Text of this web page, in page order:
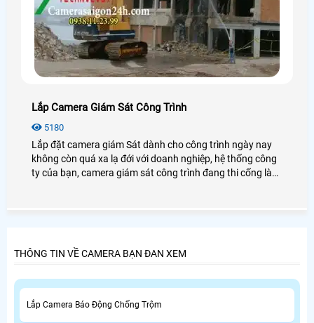
Lắp Camera Giám Sát Công Trình
5180
Lắp đặt camera giám Sát dành cho công trình ngày nay
không còn quá xa lạ đới với doanh nghiệp, hệ thống công
ty của bạn, camera giám sát công trình đang thi cống là
THÔNG TIN VỀ CAMERA BẠN ĐAN XEM
Lắp Camera Báo Động Chống Trộm